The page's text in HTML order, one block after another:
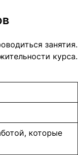
занятия.
курса.
которые